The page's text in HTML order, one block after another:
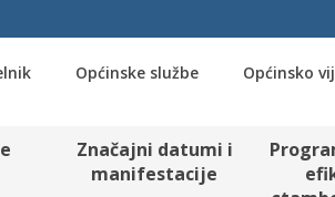
Općinske službe Općinsko
Značajni datumi i
manifestacije